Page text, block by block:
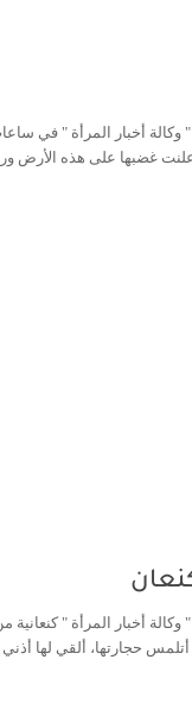
أخبار المرأة " في
غضبها على هذه الأرض
وكالة أخبار المرأة "
أتلمس حجارتها، ألقي لها